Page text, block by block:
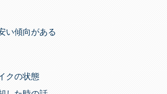
い傾向がある
クの状態